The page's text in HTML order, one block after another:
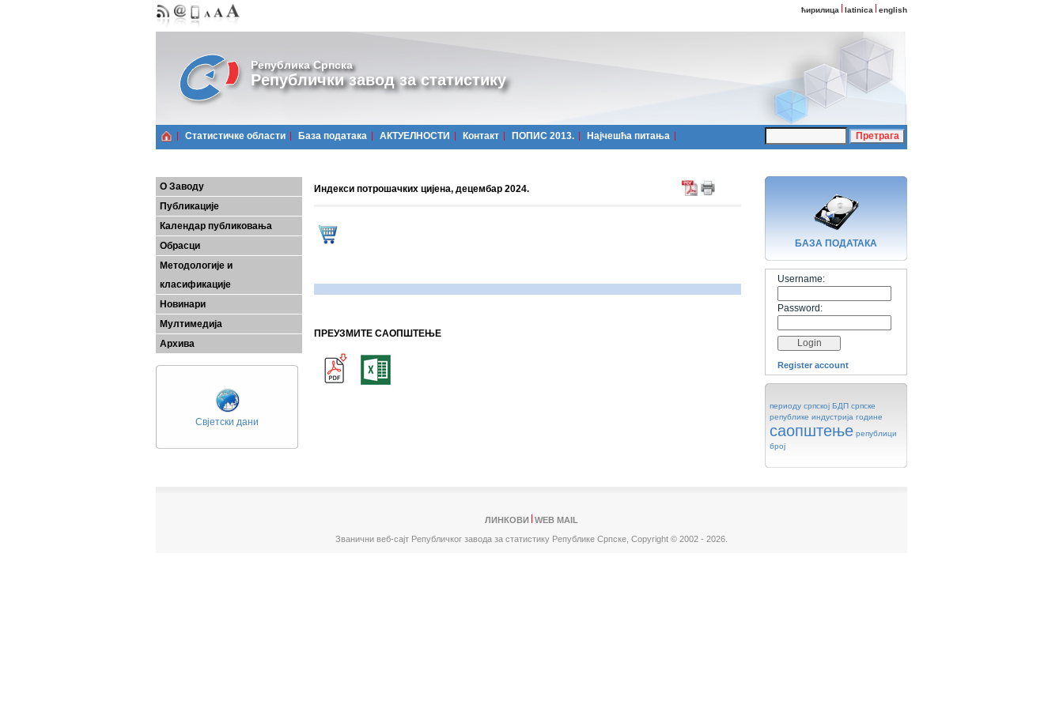
ћирилица latinica english
Република Српска
Републички завод за статистику
Статистичке области Базa података АКТУЕЛНОСТИ Контакт ПОПИС 2013. Најчешћa питања
О Заводу
Публикације
Календар публиковања
Обрасци
Методологије и
класификације
Новинари
Мултимедија
Архива
Свјетски дани
Индекси потрошачких цијена, децембар 2024.
ПРЕУЗМИТЕ САОПШТЕЊЕ
БАЗA ПОДАТАКА
Username:
Password:
Register account
периоду српској БДП српске
републике индустрија године
саопштење републици
број
ЛИНКОВИ
WEB MAIL
Званични веб-сајт Републичког завода за статистику Републике Српске, Copyright © 2002 - 2026.